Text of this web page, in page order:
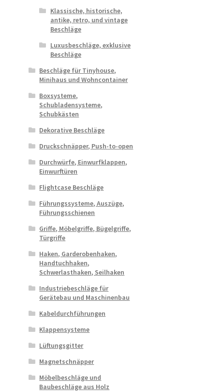
Klassische, historische,
antike, retro, und vintage
Beschläge
Luxusbeschläge, exklusive
Beschläge
Beschläge für Tinyhouse,
Minihaus und Wohncontainer
Boxsysteme,
Schubladensysteme,
Schubkästen
Dekorative Beschläge
Druckschnäpper, Push-to-open
Durchwürfe, Einwurfklappen,
Einwurftüren
Flightcase Beschläge
Führungssysteme, Auszüge,
Führungsschienen
Griffe, Möbelgriffe, Bügelgriffe,
Türgriffe
Haken, Garderobenhaken,
Handtuchhaken,
Schwerlasthaken, Seilhaken
Industriebeschläge für
Gerätebau und Maschinenbau
Kabeldurchführungen
Klappensysteme
Lüftungsgitter
Magnetschnäpper
Möbelbeschläge und
Baubeschläge aus Holz